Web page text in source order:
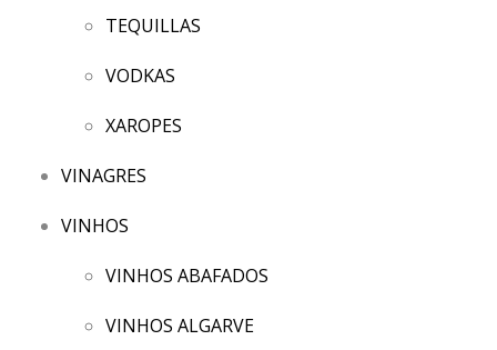
TEQUILLAS
VODKAS
XAROPES
VINAGRES
VINHOS
VINHOS ABAFADOS
VINHOS ALGARVE